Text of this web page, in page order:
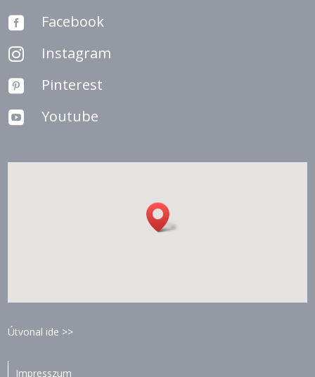
 Facebook
 Instagram
 Pinterest
 Youtube
Útvonal ide >>
Impresszum